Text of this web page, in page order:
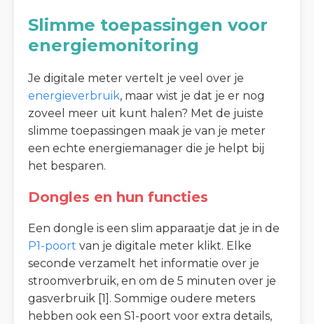
Slimme toepassingen voor
energiemonitoring
Je digitale meter vertelt je veel over je
energieverbruik, maar wist je dat je er nog
zoveel meer uit kunt halen? Met de juiste
slimme toepassingen maak je van je meter
een echte energiemanager die je helpt bij
het besparen.
Dongles en hun functies
Een dongle is een slim apparaatje dat je in de
P1-poort van je digitale meter klikt. Elke
seconde verzamelt het informatie over je
stroomverbruik, en om de 5 minuten over je
gasverbruik [1]. Sommige oudere meters
hebben ook een S1-poort voor extra details,